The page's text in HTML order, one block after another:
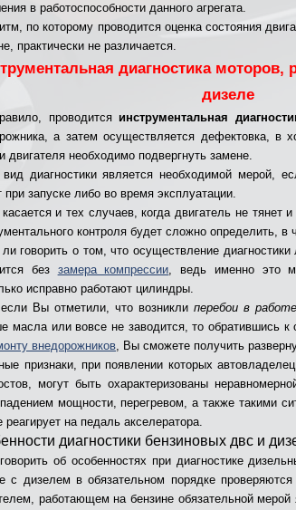
в работоспособности данного агрегата.
по которому проводится оценка состояния
практически не различается.
диагностика
дизеле
проводится инструментальная
а затем осуществляется дефектовка, в
двигателя необходимо подвергнуть замене.
вид диагностики является необходимой мерой,
запуске либо во время эксплуатации.
и тех случаев, когда двигатель не тянет
контроля будет сложно определить, в
говорить о том, что осуществление
без замера компрессии, ведь именно это
исправно работают цилиндры.
Вы отметили, что возникли перебои в
масла или вовсе не заводится, то обратившись к
внедорожников, Вы сможете получить
признаки, при появлении которых
могут быть охарактеризованы
мощности, перегревом, а также такими
реагирует на педаль акселератора.
диагностики бензиновых двс и
об особенностях при диагностике
с дизелем в обязательном порядке
работающем на бензине обязательной мерой